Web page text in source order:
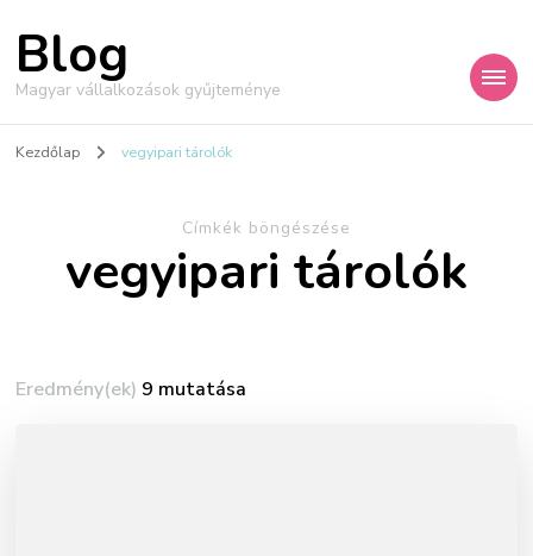
Blog
Magyar vállalkozások gyűjteménye
Kezdőlap vegyipari tárolók
Címkék böngészése
vegyipari tárolók
Eredmény(ek) 9 mutatása